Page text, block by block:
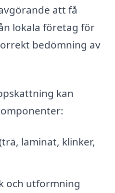
att få
lokala företag för
bedömning av
kan
laminat, klinker,
och utformning